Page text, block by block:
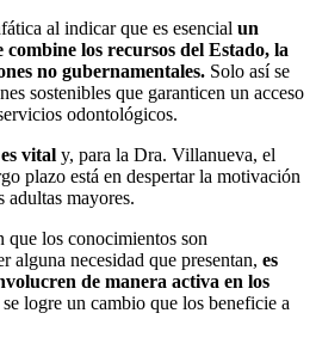
al indicar que es esencial un
los recursos del Estado, la
no gubernamentales. Solo así se
sostenibles que garanticen un acceso
odontológicos.
vital y, para la Dra. Villanueva, el
plazo está en despertar la motivación
adultas mayores.
que los conocimientos son
alguna necesidad que presentan, es
de manera activa en los
logre un cambio que los beneficie a